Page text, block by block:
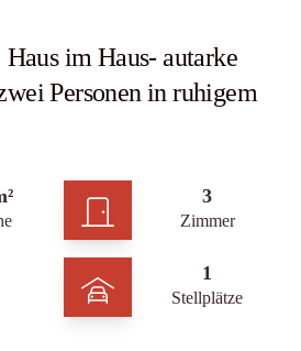
im Haus- autarke
Personen in ruhigem
3
Zimmer
1
Stellplätze